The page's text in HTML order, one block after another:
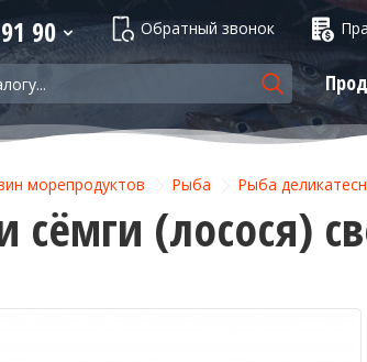
90 Обратный звонок
морепродуктов Рыба Рыба
сёмги (лосося)